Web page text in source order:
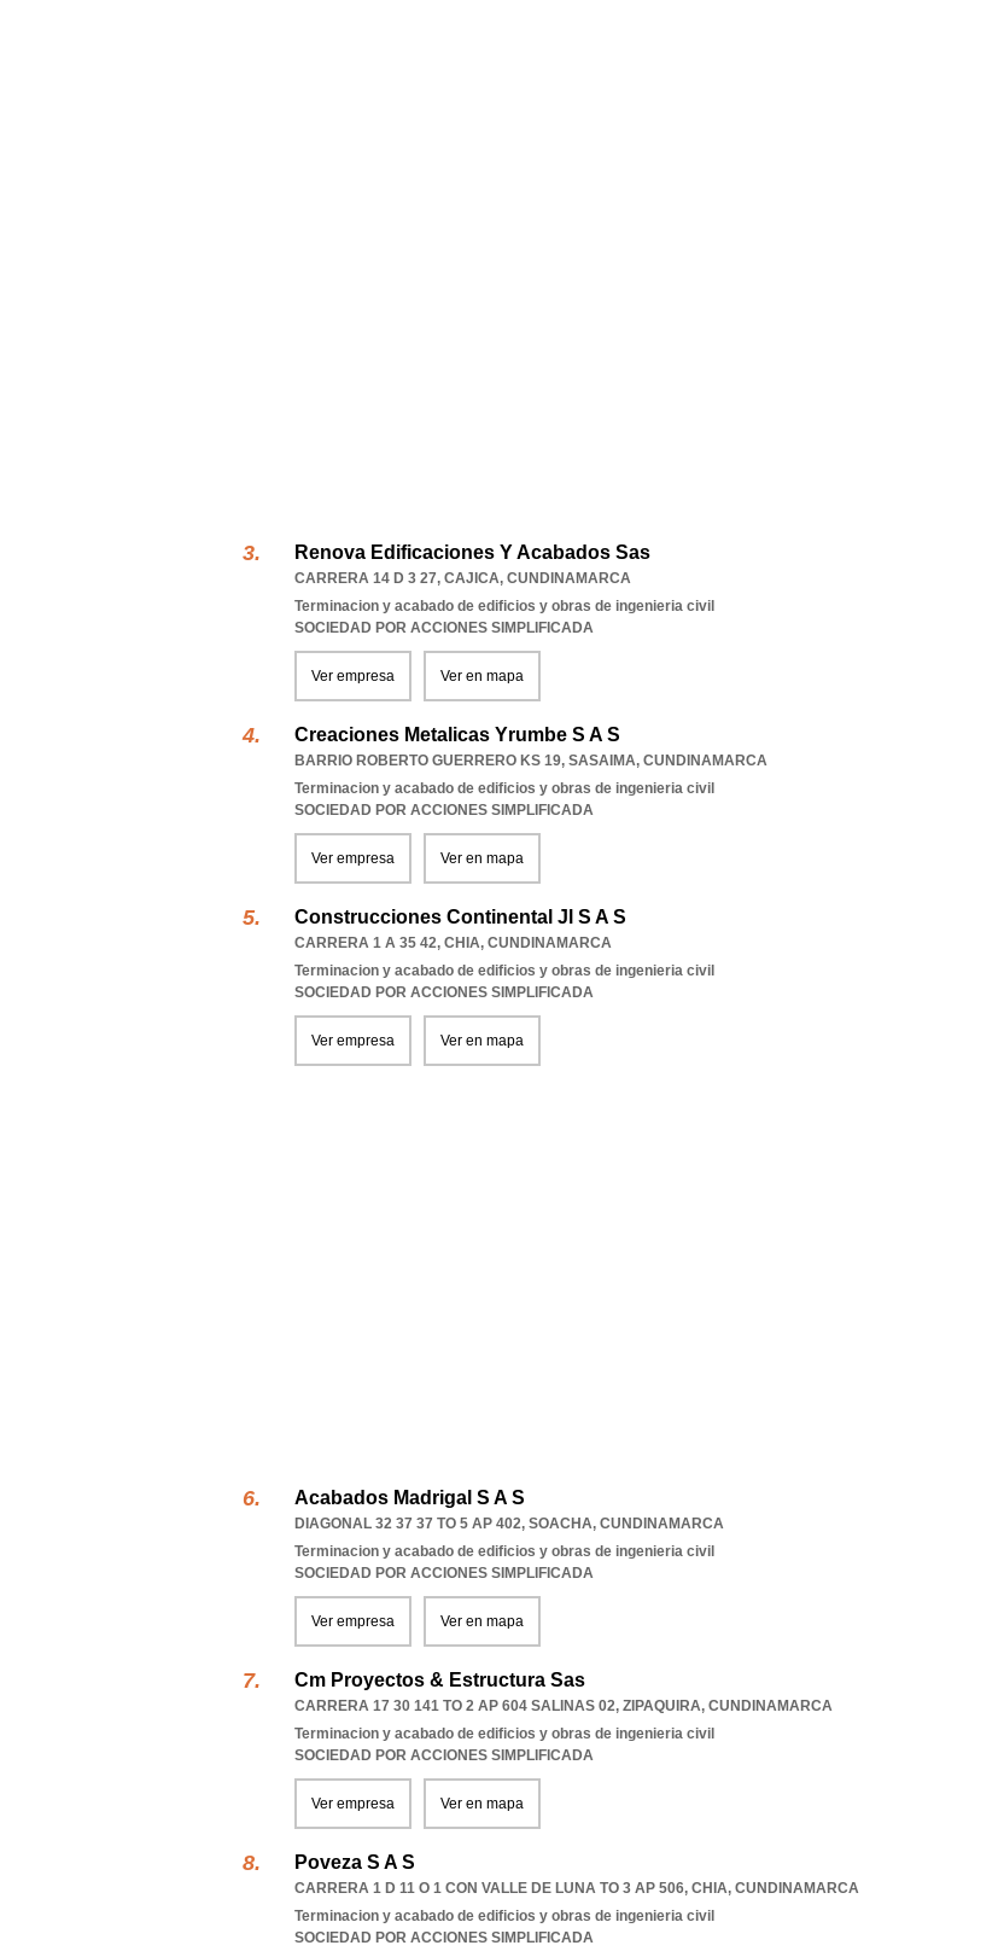
Renova Edificaciones Y Acabados Sas
CARRERA 14 D 3 27, CAJICA, CUNDINAMARCA
Terminacion y acabado de edificios y obras de ingenieria civil
SOCIEDAD POR ACCIONES SIMPLIFICADA
Ver empresa Ver en mapa
Creaciones Metalicas Yrumbe S A S
BARRIO ROBERTO GUERRERO KS 19, SASAIMA, CUNDINAMARCA
Terminacion y acabado de edificios y obras de ingenieria civil
SOCIEDAD POR ACCIONES SIMPLIFICADA
Ver empresa Ver en mapa
Construcciones Continental Jl S A S
CARRERA 1 A 35 42, CHIA, CUNDINAMARCA
Terminacion y acabado de edificios y obras de ingenieria civil
SOCIEDAD POR ACCIONES SIMPLIFICADA
Ver empresa Ver en mapa
Acabados Madrigal S A S
DIAGONAL 32 37 37 TO 5 AP 402, SOACHA, CUNDINAMARCA
Terminacion y acabado de edificios y obras de ingenieria civil
SOCIEDAD POR ACCIONES SIMPLIFICADA
Ver empresa Ver en mapa
Cm Proyectos & Estructura Sas
CARRERA 17 30 141 TO 2 AP 604 SALINAS 02, ZIPAQUIRA, CUNDINAMARCA
Terminacion y acabado de edificios y obras de ingenieria civil
SOCIEDAD POR ACCIONES SIMPLIFICADA
Ver empresa Ver en mapa
Poveza S A S
CARRERA 1 D 11 O 1 CON VALLE DE LUNA TO 3 AP 506, CHIA, CUNDINAMARCA
Terminacion y acabado de edificios y obras de ingenieria civil
SOCIEDAD POR ACCIONES SIMPLIFICADA